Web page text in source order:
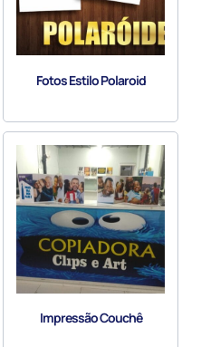
Fotos Estilo Polaroid
Impressão Couchê